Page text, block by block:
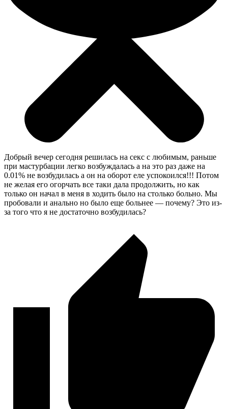
Добрый вечер сегодня решилась на секс с любимым, раньше
при мастурбации легко возбуждалась а на это раз даже на
0.01% не возбудилась а он на оборот еле успокоился!!! Потом
не желая его огорчать все таки дала продолжить, но как
только он начал в меня в ходить было на столько больно. Мы
пробовали и анально но было еще больнее — почему? Это из-
за того что я не достаточно возбудилась?